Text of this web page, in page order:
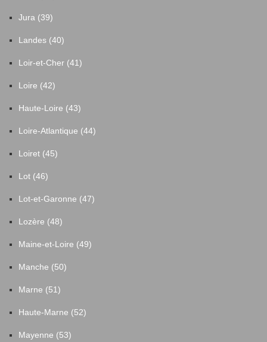
Jura (39)
Landes (40)
Loir-et-Cher (41)
Loire (42)
Haute-Loire (43)
Loire-Atlantique (44)
Loiret (45)
Lot (46)
Lot-et-Garonne (47)
Lozère (48)
Maine-et-Loire (49)
Manche (50)
Marne (51)
Haute-Marne (52)
Mayenne (53)